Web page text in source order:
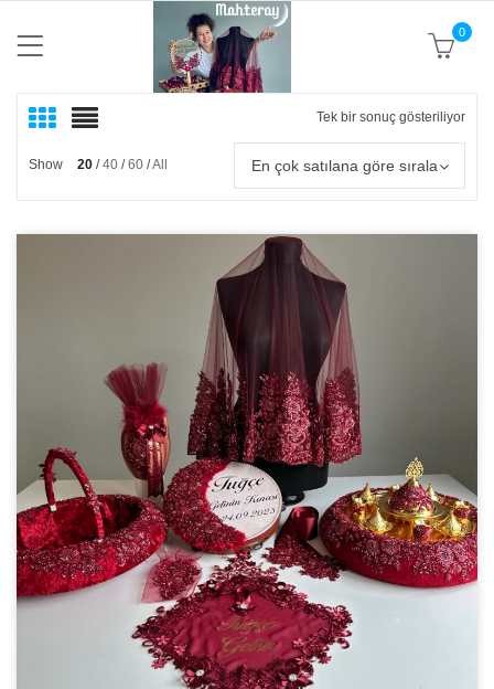
0
Tek bir sonuç gösteriliyor
Show 20 40 60 All En çok satılana göre sırala